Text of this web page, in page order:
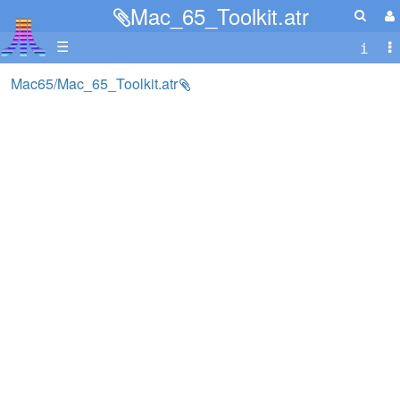
Mac_65_Toolkit.atr
☰
Mac65/Mac_65_Toolkit.atr